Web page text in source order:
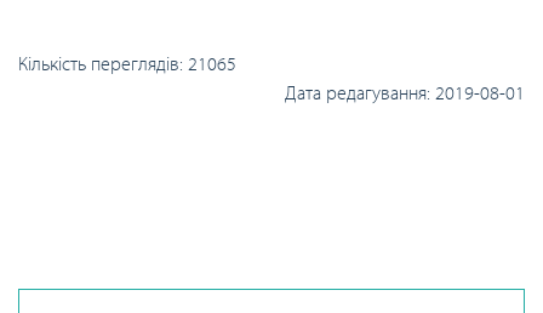
Кількість переглядів: 21065
Дата редагування: 2019-08-01